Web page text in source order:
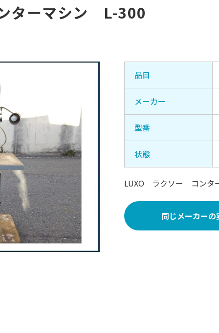
ターマシン L-300
品目
メーカー
型番
状態
LUXO ラクソー コンタ
同じメーカーの